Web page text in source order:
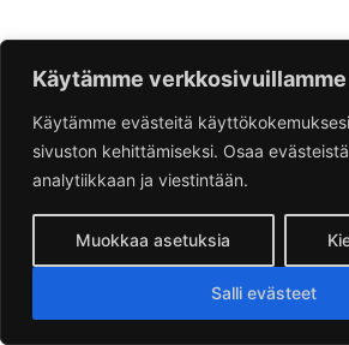
Käytämme
Käytämme evästeitä
sivuston kehittämiseksi. Osaa
analytiikkaan ja viestintään.
Muokkaa asetuksia
Salli evästeet